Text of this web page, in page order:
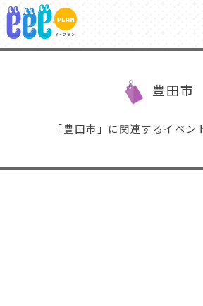
豊田市
「豊田市」に関連するイベン